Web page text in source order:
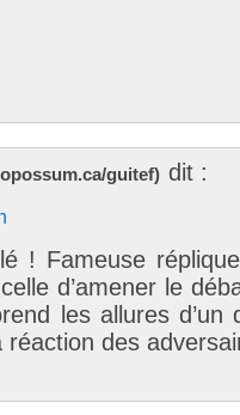
opossum.ca/guitef) dit :
! Fameuse
d’amener le
les allures d’un
réaction des